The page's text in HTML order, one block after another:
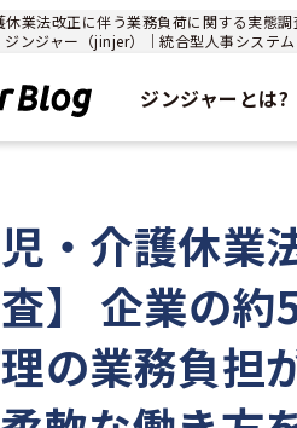
休業法改正に伴う業務負荷に関する実態
ジンジャー（jinjer）｜統合型人事システム
ジンジャーとは?
児・介護休
】 企業の
の業務負担